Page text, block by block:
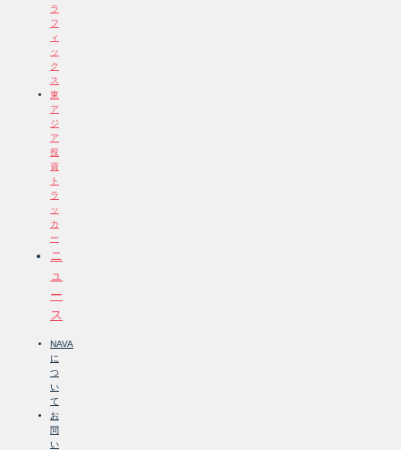
ラ
フ
ィ
ッ
ク
ス
東
ア
ジ
ア
投
資
ト
ラ
ッ
カ
ー
ニ
ュ
ー
ス
NAVA
に
つ
い
て
お
問
い